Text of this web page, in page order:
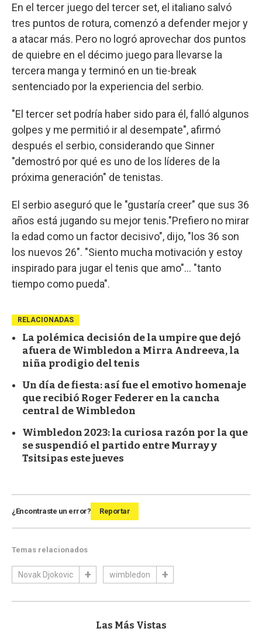
En el tercer juego del tercer set, el italiano salvó
tres puntos de rotura, comenzó a defender mejor y
a atacar más. Pero no logró aprovechar dos puntos
de quiebre en el décimo juego para llevarse la
tercera manga y terminó en un tie-break
sentenciado por la experiencia del serbio.
"El tercer set podría haber sido para él, falló algunos
golpes y me permitió ir al desempate", afirmó
después el serbio, considerando que Sinner
"demostró por qué es uno de los líderes de la
próxima generación" de tenistas.
El serbio aseguró que le "gustaría creer" que sus 36
años está jugando su mejor tenis."Prefiero no mirar
la edad como un factor decisivo", dijo, "los 36 son
los nuevos 26". "Siento mucha motivación y estoy
inspirado para jugar el tenis que amo"... "tanto
tiempo como pueda".
RELACIONADAS
La polémica decisión de la umpire que dejó
afuera de Wimbledon a Mirra Andreeva, la
niña prodigio del tenis
Un día de fiesta: así fue el emotivo homenaje
que recibió Roger Federer en la cancha
central de Wimbledon
Wimbledon 2023: la curiosa razón por la que
se suspendió el partido entre Murray y
Tsitsipas este jueves
¿Encontraste un error? Reportar
Temas relacionados
Novak Djokovic wimbledon
Las Más Vistas